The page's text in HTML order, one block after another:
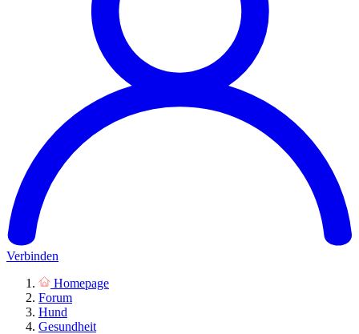
Verbinden
Homepage
Forum
Hund
Gesundheit